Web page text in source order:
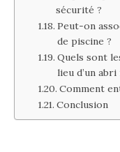
sécurité ?
Peut-on
de piscine ?
Quels sont
lieu d’un
Comment
Conclusion